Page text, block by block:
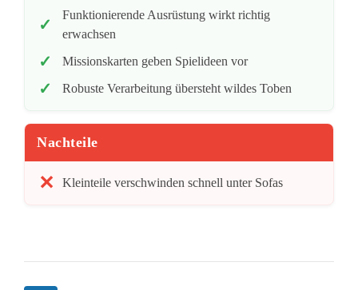
Funktionierende Ausrüstung wirkt richtig
erwachsen
Missionskarten geben Spielideen vor
Robuste Verarbeitung übersteht wildes Toben
Nachteile
Kleinteile verschwinden schnell unter Sofas